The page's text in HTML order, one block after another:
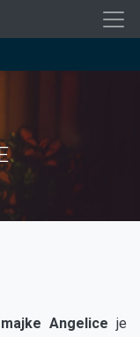
Angelice je